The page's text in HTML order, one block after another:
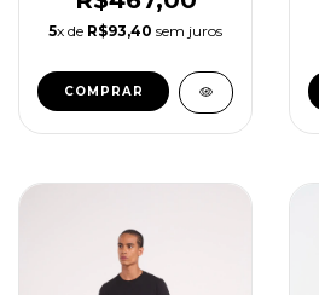
5x de R$93,40 sem juros
COMPRAR